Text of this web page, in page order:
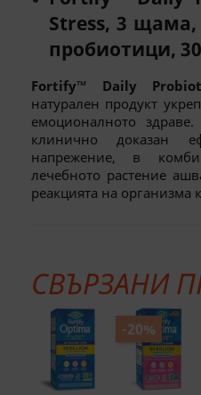
Stress, 3
пробиотици,
Fortify™ Daily
натурален продукт
емоционалното
клинично доказан
напрежение, в
лечебното растение
реакцията на организма
СВЪРЗАНИ
-20%